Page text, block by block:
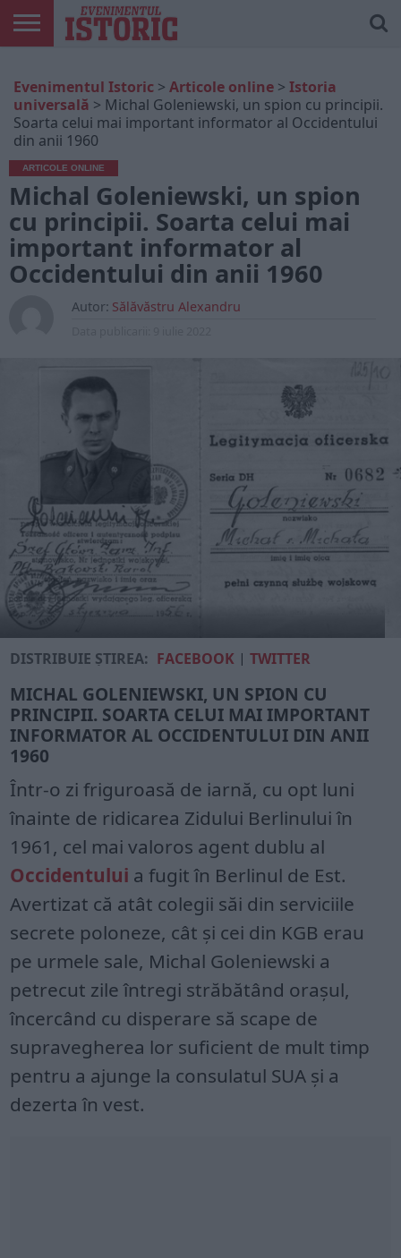
ONLINE
EDIȚII
TIPĂRITE
ISTORIC
PLAY
CONTUL
MEU
Evenimentul Istoric > Articole online > Istoria
universală > Michal Goleniewski, un spion cu principii.
Soarta celui mai important informator al Occidentului
din anii 1960
ARTICOLE ONLINE
Michal Goleniewski, un spion
cu principii. Soarta celui mai
important informator al
Occidentului din anii 1960
Autor: Sălăvăstru Alexandru
DISTRIBUIE ȘTIREA: FACEBOOK |TWITTER
MICHAL GOLENIEWSKI, UN SPION CU
PRINCIPII. SOARTA CELUI MAI IMPORTANT
INFORMATOR AL OCCIDENTULUI DIN ANII
1960
Într-o zi friguroasă de iarnă, cu opt luni
înainte de ridicarea Zidului Berlinului în
1961, cel mai valoros agent dublu al
Occidentului a fugit în Berlinul de Est.
Avertizat că atât colegii săi din serviciile
secrete poloneze, cât și cei din KGB erau
pe urmele sale, Michal Goleniewski a
petrecut zile întregi străbătând orașul,
încercând cu disperare să scape de
supravegherea lor suficient de mult timp
pentru a ajunge la consulatul SUA și a
dezerta în vest.